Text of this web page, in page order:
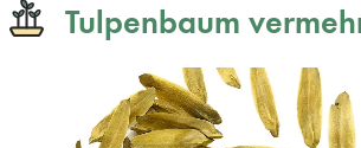
Tulpenbaum